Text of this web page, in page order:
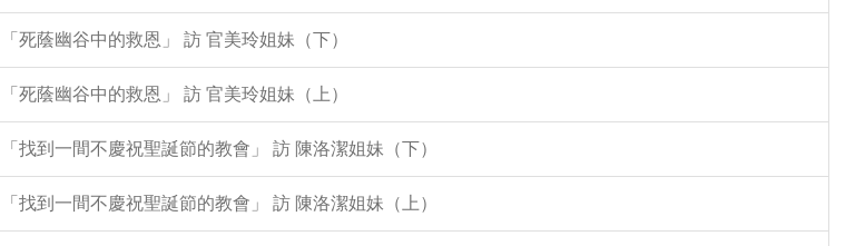
死蔭幽谷中的救恩」 訪 官美玲姐妹（下）
死蔭幽谷中的救恩」 訪 官美玲姐妹（上）
找到一間不慶祝聖誕節的教會」 訪 陳洛潔姐妹（下）
找到一間不慶祝聖誕節的教會」 訪 陳洛潔姐妹（上）